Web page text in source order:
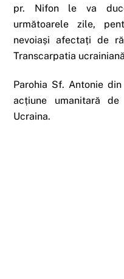
pr. Nifon le va
următoarele zile,
nevoiași afectați de
Transcarpatia
Parohia Sf. Antonie
acțiune umanitară
Ucraina.